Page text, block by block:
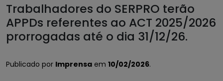
Trabalhadores do SERPRO terão
APPDs referentes ao ACT 2025/2026
prorrogadas até o dia 31/12/26.
Publicado por Imprensa em 10/02/2026.